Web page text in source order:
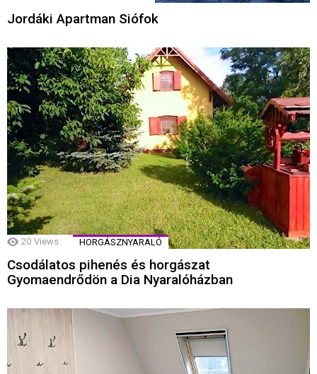
Jordáki Apartman Siófok
20 Views HORGÁSZNYARALÓ
Csodálatos pihenés és horgászat
Gyomaendrődön a Dia Nyaralóházban